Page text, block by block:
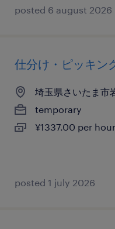
posted 6 august 2026
仕分け・ピッキン
埼玉県さいたま市
temporary
¥1337.00 per hour
posted 1 july 2026